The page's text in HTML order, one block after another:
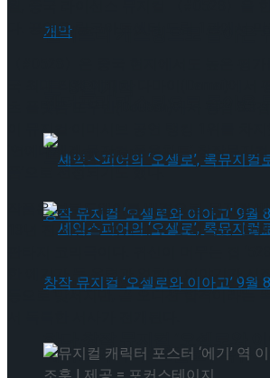
젠더프리 캐스팅으로 돌아온
셰익스피어의 ‘오셀로’, 록뮤
하다.창작 뮤지컬 ‘오셀로와 이
트’ 9월 개막
셰익스피어의 ‘오셀로’, 록뮤
다. 공연은 링크아트센터 드림 1관에서 막
이 뮤지컬·이머시브 공연 랭킹 1위를 차
‘연예대세계 뮤지컬 풍운차트’ 창작뮤지
품’으로 선정되기도 했다.
작품은 브로드웨이를 배경으로, 뮤지컬 배
13년 전 세상을 떠난 배우 ‘도리스’와 ‘브
한 에기가 두 유령과 얽히며 이야기가 시
등으로 맞서지만, 곧 오디션 합격이라는